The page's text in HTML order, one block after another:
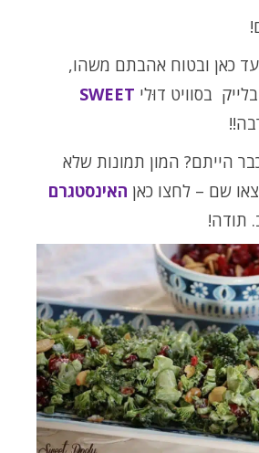
כאן ובטוח אהבתם משהו,
בסוויט דוּלי SWEET
הייתם? המון תמונות שלא
שם – לחצו כאן האינסטגרם
תודה!